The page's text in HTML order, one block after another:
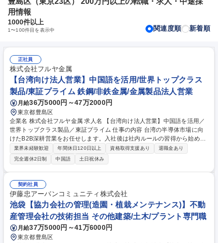
用情報
1000件以上
1〜100件目を表示中 関連度順 新着順
正社員
株式会社フルヤ金属
【台湾向け法人営業】中国語を活用/世界トップクラス
製品/東証プライム 鉄鋼/非鉄金属/金属製品法人営業
月給36万5000円～47万2000円
東京都豊島区
企業名 株式会社フルヤ金属 求人名 【台湾向け法人営業】中国語を活用／
世界トップクラス製品／東証プライム 仕事の内容 台湾の半導体市場に向
けたB2B深耕営業をお任せします。入社後は社内ルールの習得から始め、
先輩と月1回（2～4日程度）の台湾出張へ同行します。ルーチン確認や新
製品協議、顧客関係構築を担います。 【商材】熱電対やスパッタリングタ
ーゲット等、半導体製造に不可欠な貴金属製品 【営業スタイル】エリア売
上基準で顧客を担当しチームの売上目標を重視します。価格交渉は管理職
がサポートするため顧客への価値提供に集中できます。 【ポイント】製造
部門の生産能力に応じた社内調整力が不可欠です。社内外の連携を大切に
しながら、日本と海外の架け橋として活躍できるポジションです 募集職種
【台湾向け法人営業】中国語を活用／世界トップクラス製品／東証プライ
ム
業界未経験歓迎 年間休日120日以上 資格取得支援あり
退職金あり
完全週休2日制
中国語 土日祝休み
契約社員
伊藤忠アーバンコミュニティ株式会社
池袋【協力会社の管理(造園・植栽メンテナンス)】不動
産管理会社の技術担当 その他建築/土木/プラント専門職
月給37万5000円～41万6000円
東京都豊島区